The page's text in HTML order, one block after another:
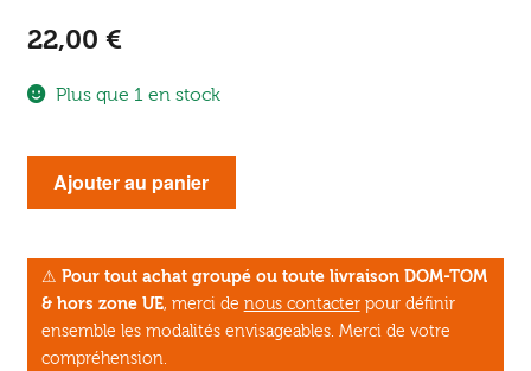
22,00 €
Plus que 1 en stock
d'un
autre
Ajouter au panier
⚠ Pour tout achat groupé ou toute livraison DOM-TOM
& hors zone UE, merci de nous contacterpour définir
ensemble les modalités envisageables. Merci de votre
compréhension.